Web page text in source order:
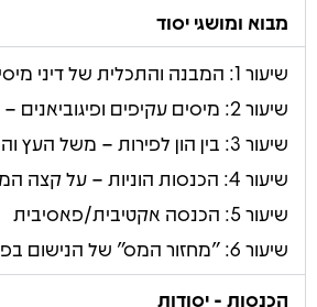
מבוא ומושגי יסוד
שיעור 1: המבנה והתכלית של דיני מיסים
שיעור 2: מיסים עקיפים ופיגוביאנים – על קצה המזלג
שיעור 3: בין הון לפירות – משל העץ והפרי
שיעור 4: הכנסות הוניות – על קצה המזלג
שיעור 5: הכנסה אקטיבית/פאסיבית
שיעור 6: ״מחזור המס״ של הנישום בפקודת מס הכנסה
הכנסות - יסודות